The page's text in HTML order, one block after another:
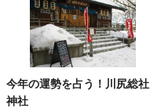
今年の運勢を占う！川尻総社
神社